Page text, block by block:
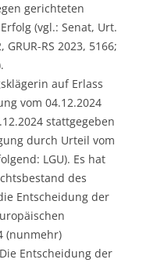
gerichteten
(vgl.: Senat, Urt.
RS 2023, 5166;
auf Erlass
vom 04.12.2024
stattgegeben
durch Urteil vom
LGU). Es hat
des
Entscheidung der
(nunmehr)
Entscheidung der